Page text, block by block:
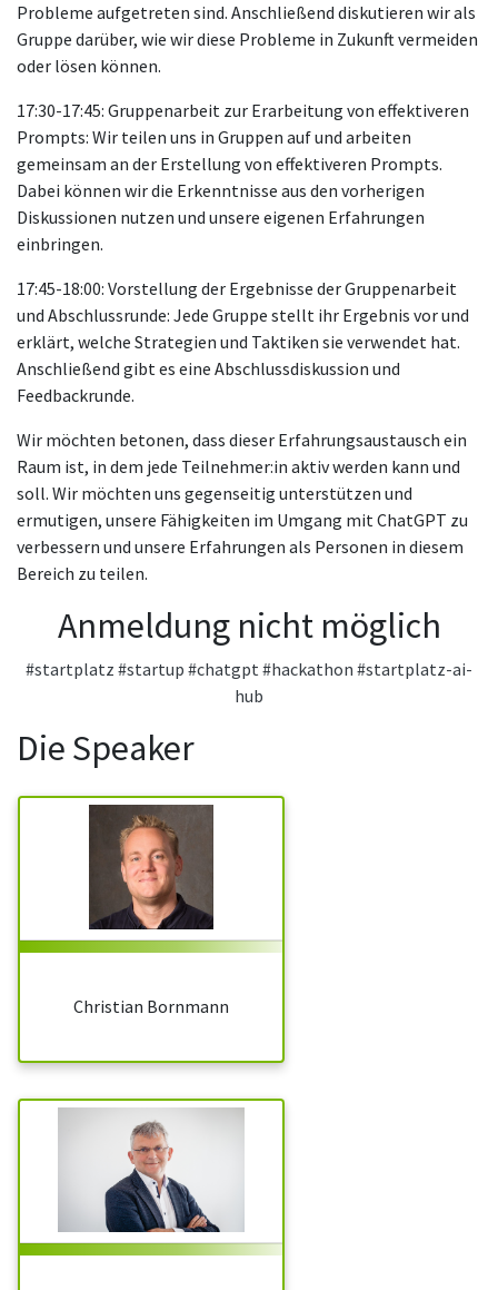
Probleme aufgetreten sind. Anschließend diskutieren wir als
Gruppe darüber, wie wir diese Probleme in Zukunft vermeiden
oder lösen können.
17:30-17:45: Gruppenarbeit zur Erarbeitung von effektiveren
Prompts: Wir teilen uns in Gruppen auf und arbeiten
gemeinsam an der Erstellung von effektiveren Prompts.
Dabei können wir die Erkenntnisse aus den vorherigen
Diskussionen nutzen und unsere eigenen Erfahrungen
einbringen.
17:45-18:00: Vorstellung der Ergebnisse der Gruppenarbeit
und Abschlussrunde: Jede Gruppe stellt ihr Ergebnis vor und
erklärt, welche Strategien und Taktiken sie verwendet hat.
Anschließend gibt es eine Abschlussdiskussion und
Feedbackrunde.
Wir möchten betonen, dass dieser Erfahrungsaustausch ein
Raum ist, in dem jede Teilnehmer:in aktiv werden kann und
soll. Wir möchten uns gegenseitig unterstützen und
ermutigen, unsere Fähigkeiten im Umgang mit ChatGPT zu
verbessern und unsere Erfahrungen als Personen in diesem
Bereich zu teilen.
Anmeldung nicht möglich
#startplatz #startup #chatgpt #hackathon #startplatz-ai-
hub
Die Speaker
Christian Bornmann